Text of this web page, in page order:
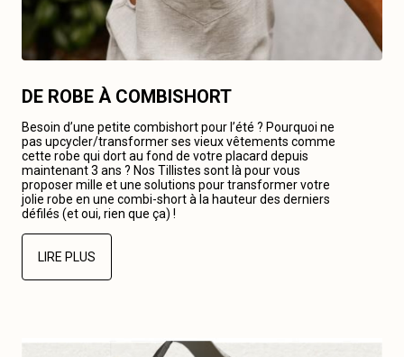
DE ROBE À COMBISHORT
Besoin d’une petite combishort pour l’été ? Pourquoi ne
pas upcycler/transformer ses vieux vêtements comme
cette robe qui dort au fond de votre placard depuis
maintenant 3 ans ? Nos Tillistes sont là pour vous
proposer mille et une solutions pour transformer votre
jolie robe en une combi-short à la hauteur des derniers
défilés (et oui, rien que ça) !
LIRE PLUS